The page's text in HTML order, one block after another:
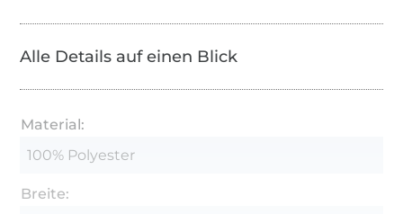
Alle Details auf einen Blick
Material:
100% Polyester
Breite: